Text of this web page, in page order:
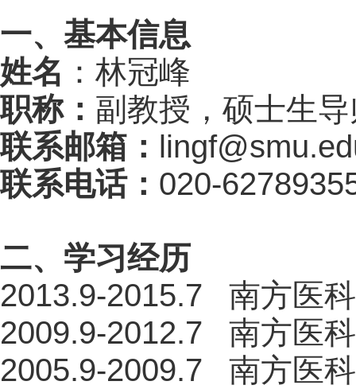
一、基本信息
姓名 ： 林冠峰
职称： 副教授 ， 硕士生
联系邮箱： lingf@smu.
联系电话： 020-6278935
二、学习经历
2013.9-2015.7 南方医
2009.9-2012.7 南方医
2005.9-2009.7 南方医